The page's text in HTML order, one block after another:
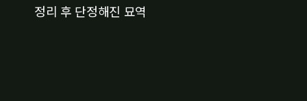
정리 후 단정해진 묘역